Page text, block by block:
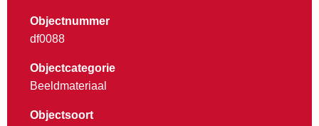
Objectnummer
df0088
Objectcategorie
Beeldmateriaal
Objectsoort